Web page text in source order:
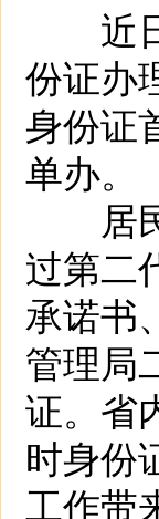
近日
份证办
身份证
单办。
居民
过第二
承诺书
管理局
证。省
时身份
工作带